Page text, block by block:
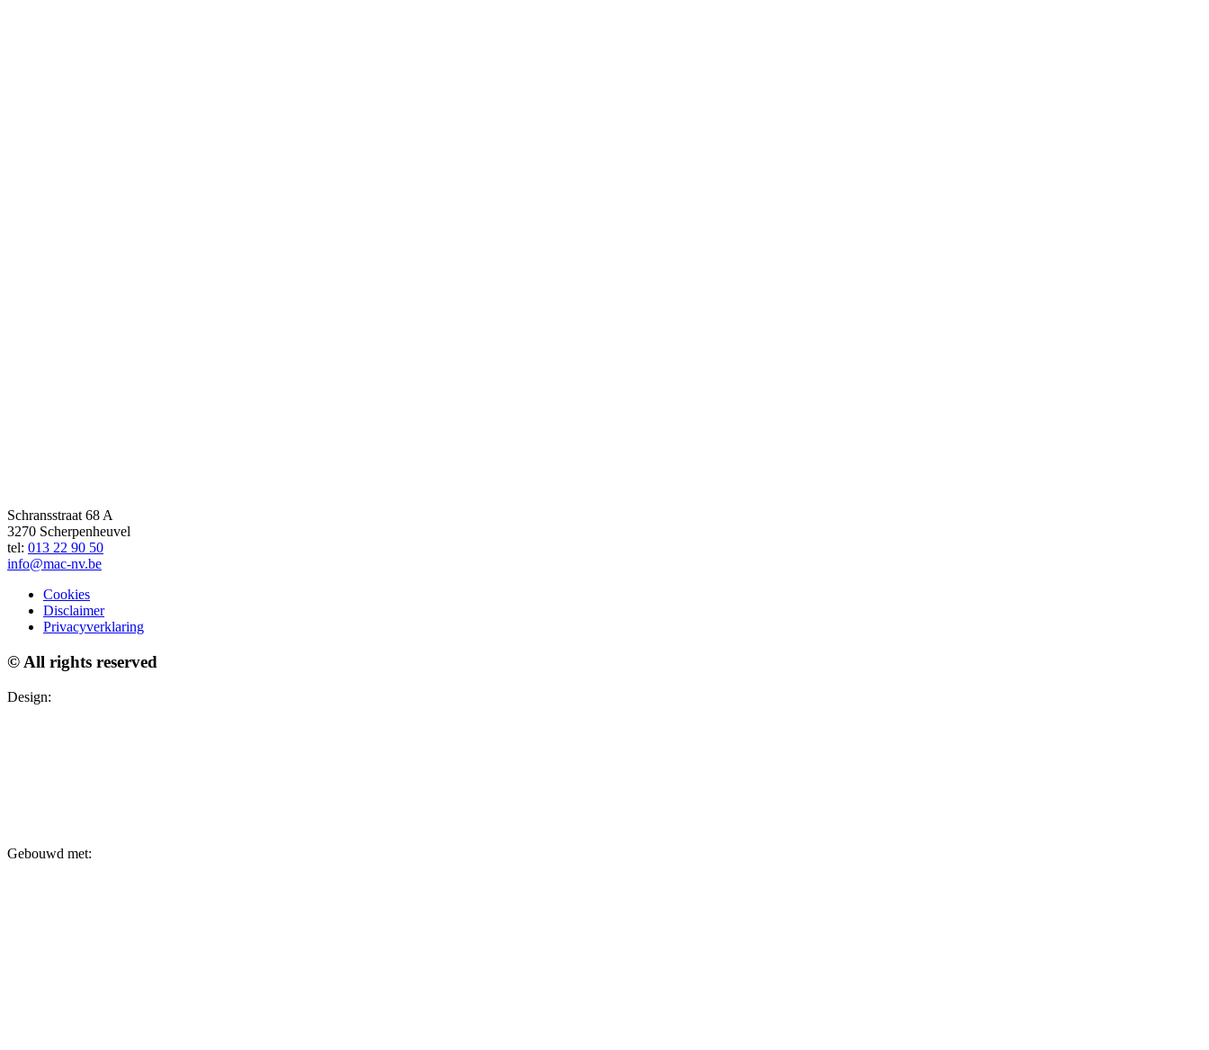
Schransstraat 68 A
3270 Scherpenheuvel
tel: 013 22 90 50
info@mac-nv.be
Cookies
Disclaimer
Privacyverklaring
© All rights reserved
Design:
Gebouwd met: